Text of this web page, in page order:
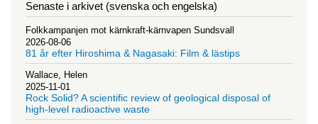
Senaste i arkivet (svenska och engelska)
Folkkampanjen mot kärnkraft-kärnvapen Sundsvall
2026-08-06
81 år efter Hiroshima & Nagasaki: Film & lästips
Wallace, Helen
2025-11-01
Rock Solid? A scientific review of geological disposal of
high-level radioactive waste